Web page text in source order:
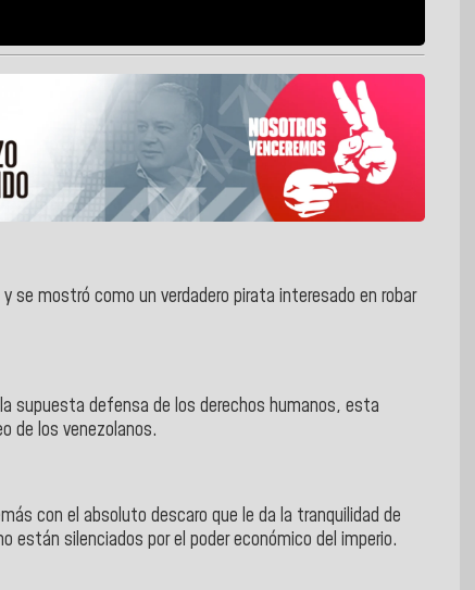
se mostró como un verdadero pirata interesado en robar
supuesta defensa de los derechos humanos, esta
de los venezolanos.
con el absoluto descaro que le da la tranquilidad de
silenciados por el poder económico del imperio.